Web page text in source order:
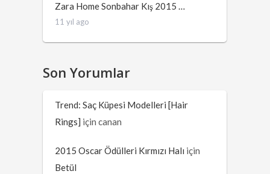
Zara Home Sonbahar Kış 2015 …
11 yıl ago
Son Yorumlar
Trend: Saç Küpesi Modelleri [Hair
Rings] içincanan
2015 Oscar Ödülleri Kırmızı Halı için
Betül